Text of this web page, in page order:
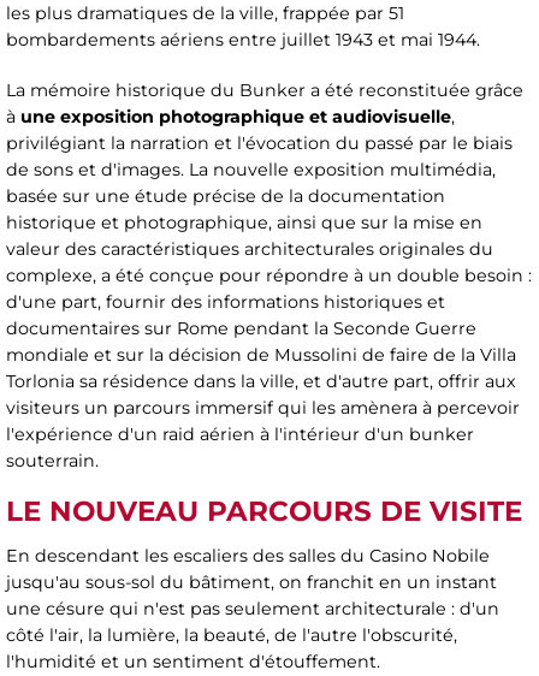
les plus dramatiques de la ville, frappée par 51
bombardements aériens entre juillet 1943 et mai 1944.
La mémoire historique du Bunker a été reconstituée grâce
à une exposition photographique et audiovisuelle,
privilégiant la narration et l'évocation du passé par le biais
de sons et d'images. La nouvelle exposition multimédia,
basée sur une étude précise de la documentation
historique et photographique, ainsi que sur la mise en
valeur des caractéristiques architecturales originales du
complexe, a été conçue pour répondre à un double besoin :
d'une part, fournir des informations historiques et
documentaires sur Rome pendant la Seconde Guerre
mondiale et sur la décision de Mussolini de faire de la Villa
Torlonia sa résidence dans la ville, et d'autre part, offrir aux
visiteurs un parcours immersif qui les amènera à percevoir
l'expérience d'un raid aérien à l'intérieur d'un bunker
souterrain.
LE NOUVEAU PARCOURS DE VISITE
En descendant les escaliers des salles du Casino Nobile
jusqu'au sous-sol du bâtiment, on franchit en un instant
une césure qui n'est pas seulement architecturale : d'un
côté l'air, la lumière, la beauté, de l'autre l'obscurité,
l'humidité et un sentiment d'étouffement.